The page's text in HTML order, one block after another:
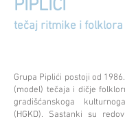
PIPLIĆI
tečaj ritmike i folklora
Grupa Piplići postoji od
(model) tečaja i dičje
gradišćanskoga
(HGKD). Sastanki su